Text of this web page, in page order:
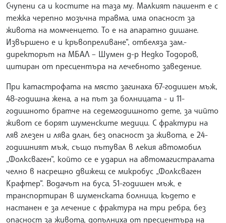
Счупени са и костите на таза му. Малкият пациент е с
тежка черепно мозъчна травма, има опасност за
живота на момченцето. То е на апаратно дишане.
Извършено е и кръвопреливане“, отбеляза зам.-
директорът на МБАЛ – Шумен д-р Недко Тодоров,
цитиран от пресцентъра на лечебното заведение.
При катастрофата на място загинаха 67-годишен мъж,
48-годишна жена, а на път за болницата - и 11-
годишното братче на седемгодишното дете, за чийто
живот се борят шуменските медици. С фрактури на
ляв глезен и лява длан, без опасност за живота, е 24-
годишният мъж, също пътувал в лекия автомобил
„Фолксваген“, който се е ударил на автомагистралата
челно в насрещно движещ се микробус „Фолксваген
Крафтер“. Водачът на буса, 51-годишен мъж, е
транспортиран в шуменската болница, където е
настанен е за лечение с фрактура на три ребра, без
опасност за живота, допълниха от пресцентъра на